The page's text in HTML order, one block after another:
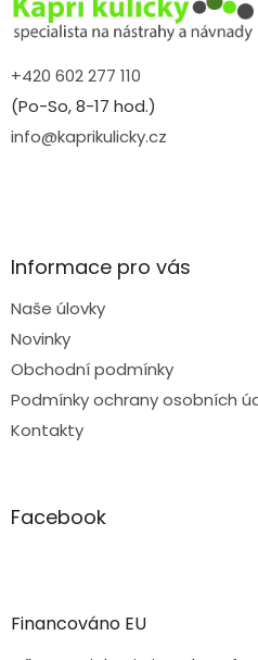
+420 602 277 110
(Po-So, 8-17 hod.)
info@kaprikulicky.cz
Informace pro vás
Naše úlovky
Novinky
Obchodní podmínky
Podmínky ochrany osobních
Kontakty
Facebook
Financováno EU